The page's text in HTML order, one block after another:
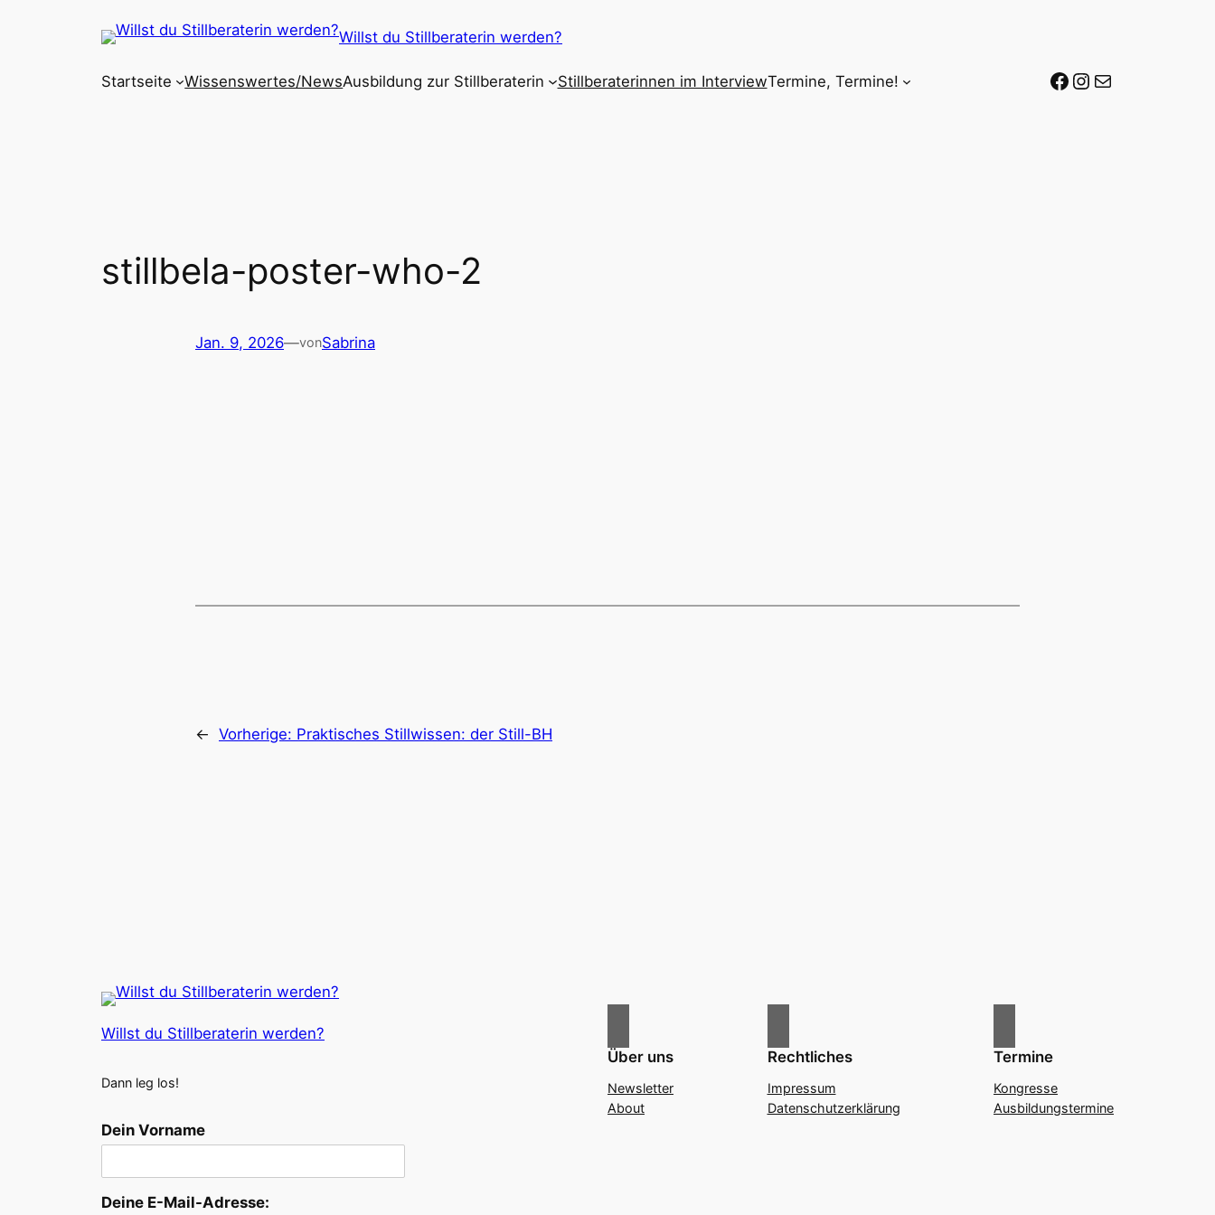
Willst du Stillberaterin werden?
Startseite Wissenswertes/NewsAusbildung zur Stillberaterin Stillberaterinnen im InterviewTermine, Termine! Stillberaterin-werden auf Facebook
Stillberaterin-werden auf Instagram
Mail-Adresse
stillbela-poster-who-2
Jan. 9, 2026—vonSabrina
← Vorherige: Praktisches Stillwissen: der Still-BH
Willst du Stillberaterin werden?
Dann leg los!
Dein Vorname
Deine E-Mail-Adresse:
Über uns
Newsletter
About
Rechtliches
Impressum
Datenschutzerklärung
Termine
Kongresse
Ausbildungstermine